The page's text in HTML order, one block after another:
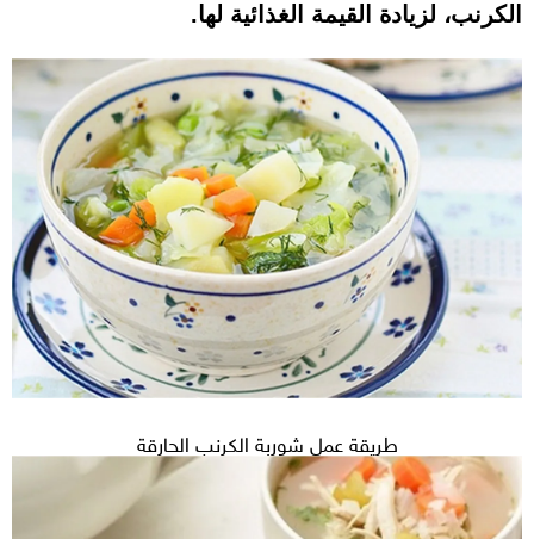
الكرنب، لزيادة القيمة الغذائية لها.
طريقة عمل شوربة الكرنب الحارقة